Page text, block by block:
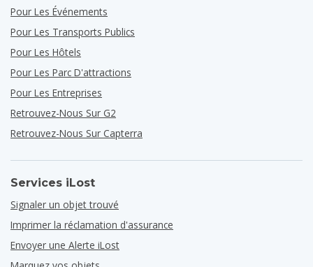
Pour Les Événements
Pour Les Transports Publics
Pour Les Hôtels
Pour Les Parc D'attractions
Pour Les Entreprises
Retrouvez-Nous Sur G2
Retrouvez-Nous Sur Capterra
Services iLost
Signaler un objet trouvé
Imprimer la réclamation d'assurance
Envoyer une Alerte iLost